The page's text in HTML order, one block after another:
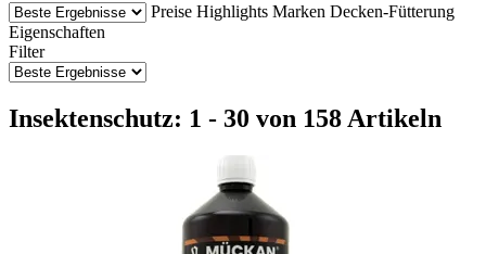
Preise Highlights Marken Decken-Fütterung
Eigenschaften
Filter
Insektenschutz: 1 - 30 von 158 Artikeln